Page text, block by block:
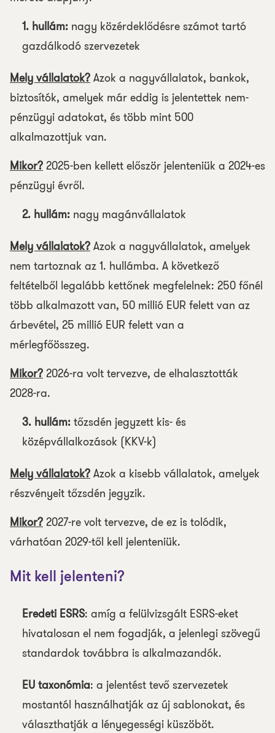
1. hullám: nagy közérdeklődésre számot tartó
gazdálkodó szervezetek
Mely vállalatok?Azok a nagyvállalatok, bankok,
biztosítók, amelyek már eddig is jelentettek nem-
pénzügyi adatokat, és több mint 500
alkalmazottjuk van.
Mikor?2025-ben kellett először jelenteniük a 2024-es
pénzügyi évről.
2. hullám: nagy magánvállalatok
Mely vállalatok?Azok a nagyvállalatok, amelyek
nem tartoznak az 1. hullámba. A következő
feltételből legalább kettőnek megfelelnek: 250 főnél
több alkalmazott van, 50 millió EUR felett van az
árbevétel, 25 millió EUR felett van a
mérlegfőösszeg.
Mikor?2026-ra volt tervezve, de elhalasztották
2028-ra.
3. hullám:tőzsdén jegyzett kis- és
középvállalkozások (KKV-k)
Mely vállalatok?Azok a kisebb vállalatok, amelyek
részvényeit tőzsdén jegyzik.
Mikor?2027-re volt tervezve, de ez is tolódik,
várhatóan 2029-től kell jelenteniük.
Mit kell jelenteni?
Eredeti ESRS: amíg a felülvizsgált ESRS-eket
hivatalosan el nem fogadják, a jelenlegi szövegű
standardok továbbra is alkalmazandók.
EU taxonómia: a jelentést tevő szervezetek
mostantól használhatják az új sablonokat, és
választhatják a lényegességi küszöböt.